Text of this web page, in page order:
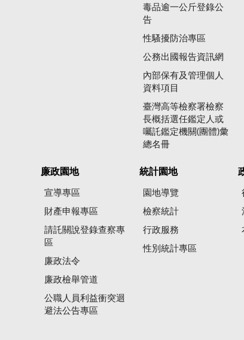
毒品逾一公斤登錄公
告
性騷擾防治專區
公務出國報告資訊網
內部保有及管理個人
資料項目
臺灣高等檢察署檢察
長概括選任鑑定人或
囑託鑑定機關(團體)彙
總名冊
廉政園地
宣導專區
財產申報專區
請託關說登錄查察專
區
廉政法令
廉政檢舉管道
公職人員利益衝突迴
避法公告專區
統計園地
園地導覽
檢察統計
行政服務
性別統計專區